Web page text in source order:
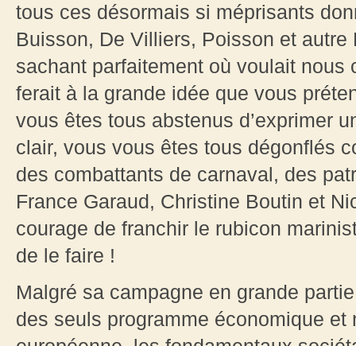
tous ces désormais si méprisants
Buisson, De Villiers, Poisson et
sachant parfaitement où voulait
ferait à la grande idée que vous
vous êtes tous abstenus d’exprimer
clair, vous vous êtes tous dégonflés
des combattants de carnaval, des
France Garaud, Christine Boutin et
courage de franchir le rubicon
de le faire !
Malgré sa campagne en grande
des seuls programme économique